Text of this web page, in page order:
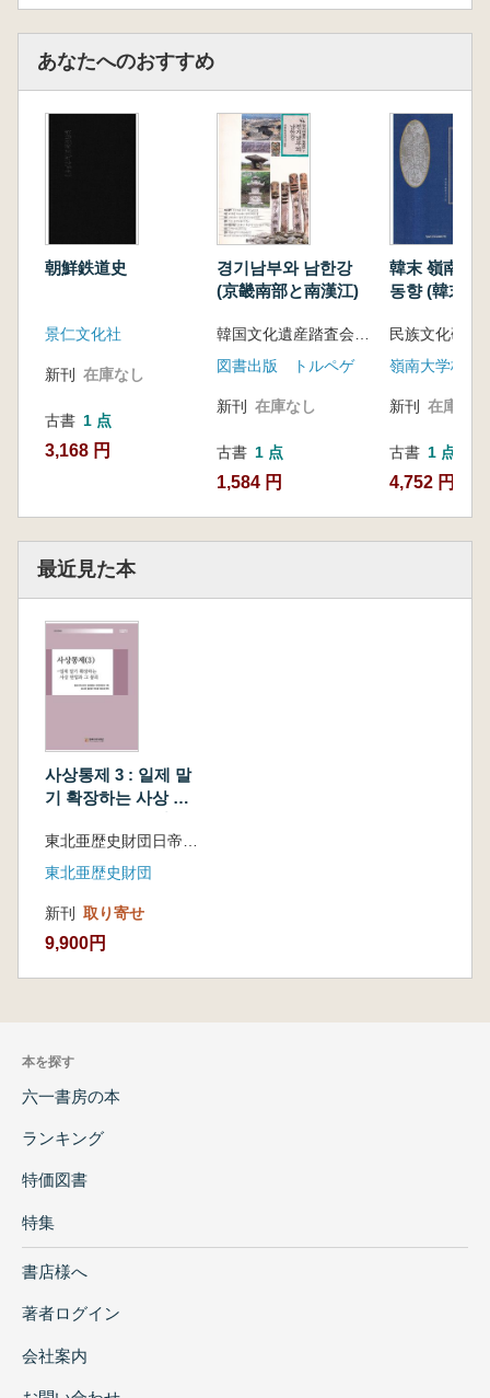
あなたへのおすすめ
朝鮮鉄道史
景仁文化社
新刊 在庫なし
古書 1 点
3,168 円
경기남부와 남한강
(京畿南部と南漢江)
図書出版 トルペゲ
新刊 在庫なし
古書 1 点
1,584 円
韓末 嶺南 儒
동향 (韓末嶺
民族文化研
嶺南大学校出
新刊 在庫なし
古書 1 点
4,752 円
最近見た本
사상통제 3 : 일제 말
기 확장하는 사상 탄
制3 : 日帝末期拡張す
る思想弾圧とその崩
東北亜歴史財団
新刊 取り寄せ
9,900円
本を探す
六一書房の本
ランキング
特価図書
特集
書店様へ
著者ログイン
会社案内